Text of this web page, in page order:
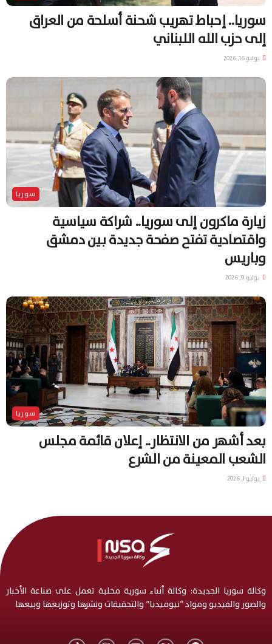
سوريا.. إحباط تهريب شحنة أسلحة من العراق
إلى حزب الله اللبناني
يوليو 16, 2026
سوريا
زيارة ماكرون إلى سوريا.. شراكة سياسية
واقتصادية تفتح صفحة جديدة بين دمشق
وباريس
يوليو 9, 2026
سوريا
بعد أشهر من الانتظار.. إعلان قائمة مجلس
الشعب المعينة من الشرع
يوليو 1, 2026
وكالة سوريا الجديدة: وكالة أنباء سورية محلية تعمل على صناعة الأخبار
والصور والفيديو ومواد “نيوميديا” والتحقيقات ونشرها وتوزيعها وبيعها